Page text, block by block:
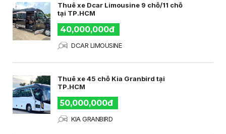
Thuê xe Dcar Limousine 9 chỗ/11 chỗ
tại TP.HCM
40,000,000đ
DCAR LIMOUSINE
Thuê xe 45 chỗ Kia Granbird tại
TP.HCM
50,000,000đ
KIA GRANBIRD